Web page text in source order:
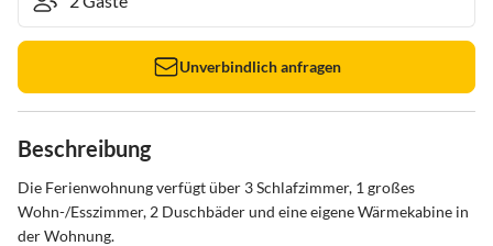
Unverbindlich anfragen
Beschreibung
Die Ferienwohnung verfügt über 3 Schlafzimmer, 1 großes
Wohn-/Esszimmer, 2 Duschbäder und eine eigene Wärmekabine in
der Wohnung.